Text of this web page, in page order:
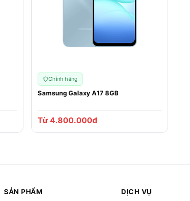
Chính hãng
Samsung Galaxy A17 8GB
Từ 4.800.000đ
SẢN PHẨM DỊCH VỤ